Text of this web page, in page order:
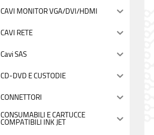
CAVI MONITOR VGA/DVI/HDMI
CAVI RETE
Cavi SAS
CD-DVD E CUSTODIE
CONNETTORI
CONSUMABILI E CARTUCCE
COMPATIBILI INK JET